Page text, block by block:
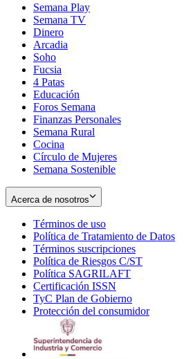
Semana Play
Semana TV
Dinero
Arcadia
Soho
in
new
window
Fucsia
in
new
window
4 Patas
Educación
Foros Semana
Finanzas Personales
Semana Rural
Cocina
Círculo de Mujeres
Semana Sostenible
Acerca de nosotros
Términos de uso
in
new
window
Política de Tratamiento de Datos
Términos suscripciones
in
Política de Riesgos C/ST
Política SAGRILAFT
new
window
Certificación ISSN
in
new
TyC Plan de Gobierno
in
Protección del consumidorOpens